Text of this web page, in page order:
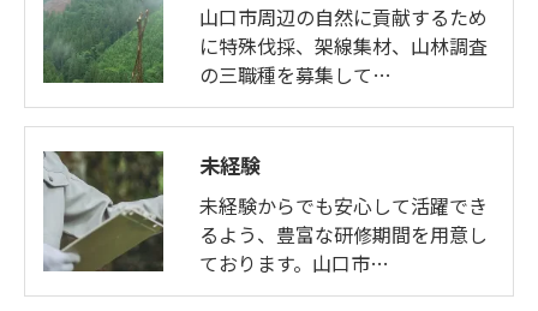
山口市周辺の自然に貢献するため
に特殊伐採、架線集材、山林調査
の三職種を募集して…
未経験
未経験からでも安心して活躍でき
るよう、豊富な研修期間を用意し
ております。山口市…